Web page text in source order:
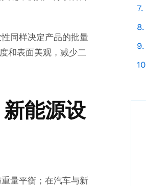
同样决定产品的批量
和表面美观，减少二
能源设
量平衡；在汽车与新